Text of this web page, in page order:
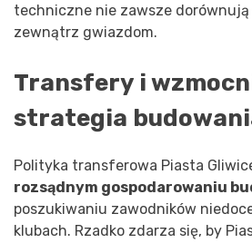
techniczne nie zawsze
zewnątrz gwiazdom.
Transfery i
strategia
Polityka transferowa Piasta
rozsądnym gospodarowaniu
poszukiwaniu zawodników
klubach. Rzadko zdarza się, by